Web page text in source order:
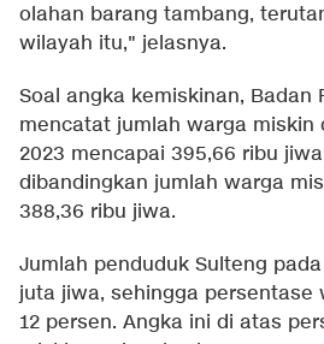
olahan barang tambang,
wilayah itu," jelasnya.
Soal angka kemiskinan, Badan
mencatat jumlah warga miskin
2023 mencapai 395,66 ribu
dibandingkan jumlah warga
388,36 ribu jiwa.
Jumlah penduduk Sulteng
juta jiwa, sehingga persentase
12 persen. Angka ini di atas